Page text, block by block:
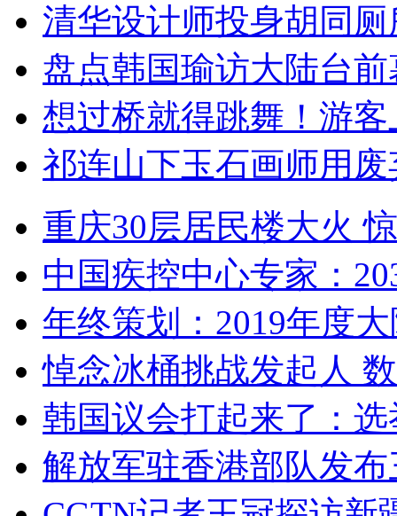
清华设计师投身胡同
盘点韩国瑜访大陆台
想过桥就得跳舞！游客
祁连山下玉石画师用
重庆30层居民楼大火
中国疾控中心专家：
年终策划：2019年度
悼念冰桶挑战发起人
韩国议会打起来了：
解放军驻香港部队发